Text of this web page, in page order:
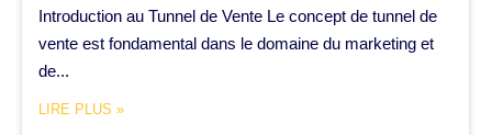
Introduction au Tunnel de Vente Le concept de tunnel de
vente est fondamental dans le domaine du marketing et
de...
LIRE PLUS »